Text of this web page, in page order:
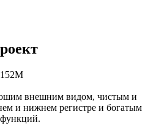
внешним видом, чистым и
и нижнем регистре и богатым